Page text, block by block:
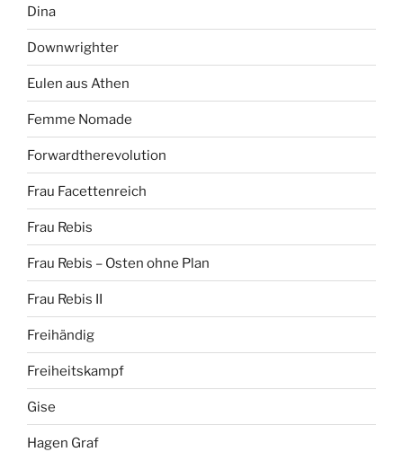
Dina
Downwrighter
Eulen aus Athen
Femme Nomade
Forwardtherevolution
Frau Facettenreich
Frau Rebis
Frau Rebis – Osten ohne Plan
Frau Rebis II
Freihändig
Freiheitskampf
Gise
Hagen Graf